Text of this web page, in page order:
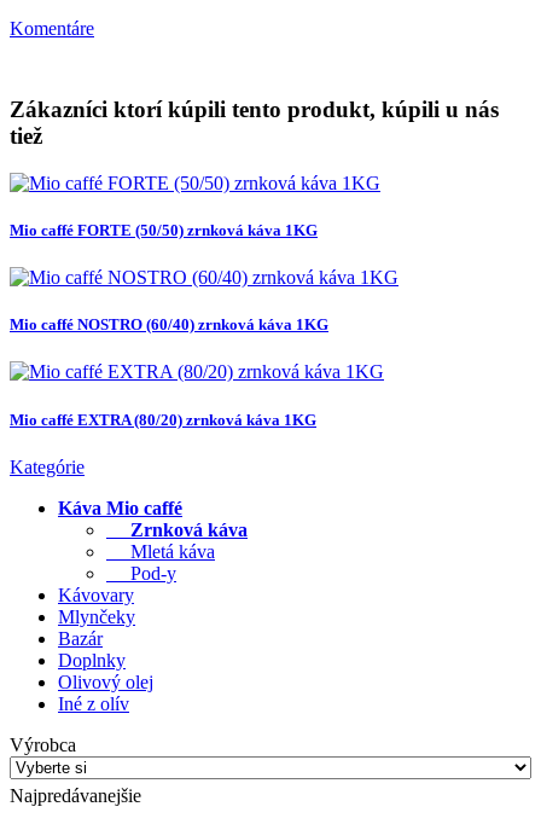
Komentáre
Zákazníci ktorí kúpili tento produkt, kúpili u nás
tiež
Mio caffé FORTE (50/50) zrnková káva 1KG
Mio caffé NOSTRO (60/40) zrnková káva 1KG
Mio caffé EXTRA (80/20) zrnková káva 1KG
Kategórie
Káva Mio caffé
Zrnková káva
Mletá káva
Pod-y
Kávovary
Mlynčeky
Bazár
Doplnky
Olivový olej
Iné z olív
Výrobca
Najpredávanejšie